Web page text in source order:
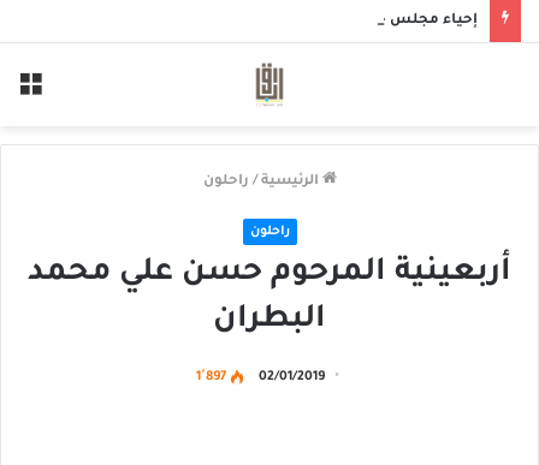
إحياء مجلس حسيني بمأتم الحاج أحمد منصور الخميس
الرئيسية / راحلون
راحلون
أربعينية المرحوم حسن علي محمد
البطران
02/01/2019 1٬897